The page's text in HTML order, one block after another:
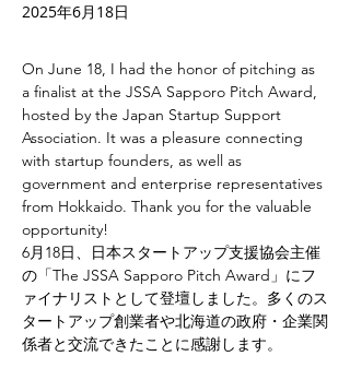
2025年6月18日
On June 18, I had the honor of pitching as
a finalist at the JSSA Sapporo Pitch Award,
hosted by the Japan Startup Support
Association. It was a pleasure connecting
with startup founders, as well as
government and enterprise representatives
from Hokkaido. Thank you for the valuable
opportunity!
6月18日、日本スタートアップ支援協会主催
の「The JSSA Sapporo Pitch Award」にフ
ァイナリストとして登壇しました。多くのス
タートアップ創業者や北海道の政府・企業関
係者と交流できたことに感謝します。